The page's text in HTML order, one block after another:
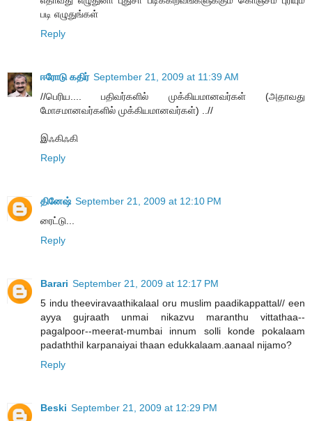
படி எழுதுங்கள்
Reply
ஈரோடு கதிர் September 21, 2009 at 11:39 AM
//பெரிய.... பதிவர்களில் முக்கியமானவர்கள் (அதாவது
மோசமானவர்களில் முக்கியமானவர்கள்) ..//
இஃகிஃகி
Reply
தினேஷ் September 21, 2009 at 12:10 PM
ரைட்டு...
Reply
Barari September 21, 2009 at 12:17 PM
5 indu theeviravaathikalaal oru muslim paadikappattal// een
ayya gujraath unmai nikazvu maranthu vittathaa--
pagalpoor--meerat-mumbai innum solli konde pokalaam
padaththil karpanaiyai thaan edukkalaam.aanaal nijamo?
Reply
Beski September 21, 2009 at 12:29 PM